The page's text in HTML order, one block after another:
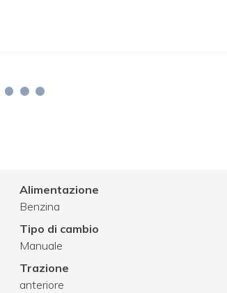
Alimentazione
Benzina
Tipo di cambio
Manuale
Trazione
anteriore